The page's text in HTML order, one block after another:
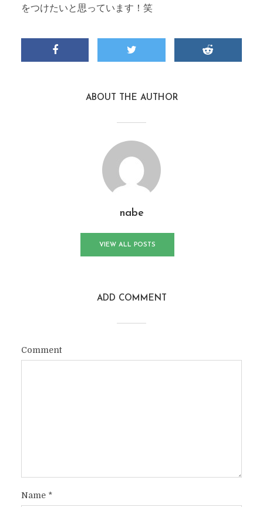
をつけたいと思っています！笑
ABOUT THE AUTHOR
nabe
VIEW ALL POSTS
ADD COMMENT
Comment
Name*